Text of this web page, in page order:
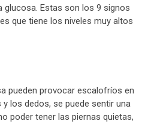
glucosa. Estas son los 9 signos
que tiene los niveles muy altos
pueden provocar escalofríos en
los dedos, se puede sentir una
poder tener las piernas quietas,